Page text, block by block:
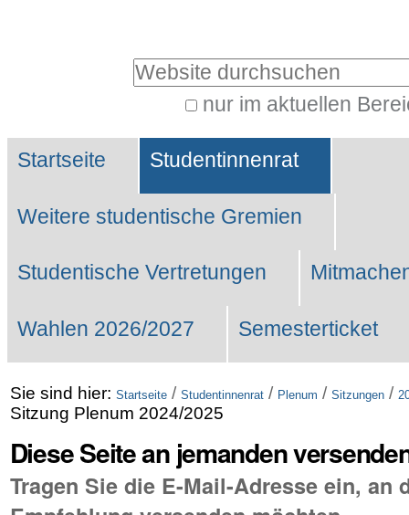
Website durchsuchen
nur im aktuellen
Suche…
Sektionen
Startseite Studentinnenrat
Weitere studentische Gremien
Studentische Vertretungen
Wahlen 2026/2027 Semesterticket
Sie sind hier: Startseite / Studentinnenrat / Plenum / Sitzungen /
Sitzung Plenum 2024/2025
Diese Seite an jemanden
Tragen Sie die E-Mail-Adresse ein, an